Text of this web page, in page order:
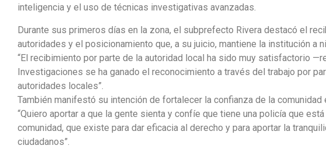
inteligencia y el uso de técnicas investigativas avanzadas.
Durante sus primeros días en la zona, el subprefecto Rivera destacó el
autoridades y el posicionamiento que, a su juicio, mantiene la institución a
“El recibimiento por parte de la autoridad local ha sido muy satisfactorio
Investigaciones se ha ganado el reconocimiento a través del trabajo por
autoridades locales”.
También manifestó su intención de fortalecer la confianza de la comunidad
“Quiero aportar a que la gente sienta y confíe que tiene una policía que
comunidad, que existe para dar eficacia al derecho y para aportar la
ciudadanos”.